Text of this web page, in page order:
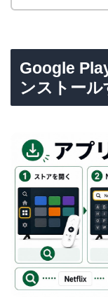
Google
ンストール